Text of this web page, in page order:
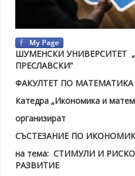
ШУМЕНСКИ УНИВЕРСИТЕТ
ПРЕСЛАВСКИ“
ФАКУЛТЕТ ПО
Катедра „Икономика и
организират
СЪСТЕЗАНИЕ ПО
на тема: СТИМУЛИ И
РАЗВИТИЕ